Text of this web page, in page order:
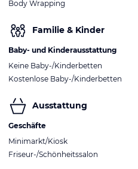
Body Wrapping
Familie & Kinder
Baby- und Kinderausstattung
Keine Baby-/Kinderbetten
Kostenlose Baby-/Kinderbetten
Ausstattung
Geschäfte
Minimarkt/Kiosk
Friseur-/Schönheitssalon